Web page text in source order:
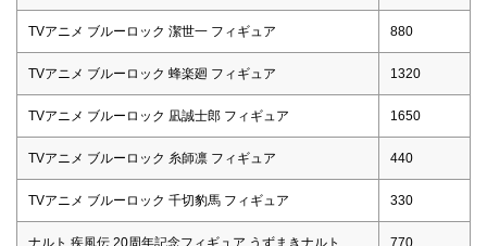
TVアニメ ブルーロック 潔世一 フィギュア 880
TVアニメ ブルーロック 蜂楽廻 フィギュア 1320
TVアニメ ブルーロック 凪誠士郎 フィギュア 1650
TVアニメ ブルーロック 糸師凛 フィギュア 440
TVアニメ ブルーロック 千切豹馬 フィギュア 330